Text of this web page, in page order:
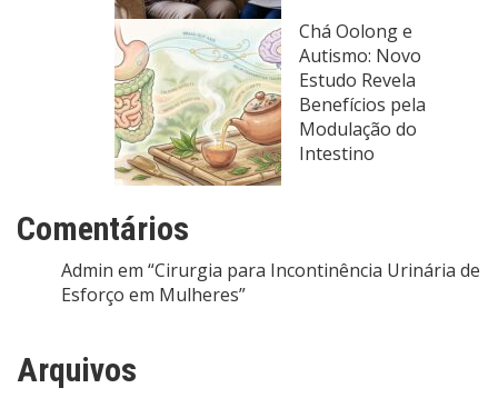
Chá Oolong e
Autismo: Novo
Estudo Revela
Benefícios pela
Modulação do
Intestino
Comentários
Admin em “Cirurgia para Incontinência Urinária de
Esforço em Mulheres”
Arquivos